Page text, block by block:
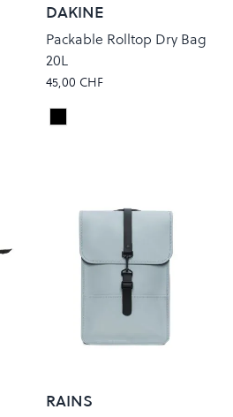
DAKINE
Packable Rolltop Dry Bag
20L
45,00 CHF
Colour
Black
RAINS